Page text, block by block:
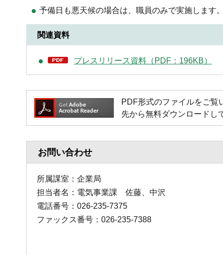
予備日も悪天候の場合は、職員のみで実施します。
関連資料
プレスリリース資料（PDF：196KB）
PDF形式のファイルをご覧
先から無料ダウンロードし
お問い合わせ
所属課室：企業局
担当者名：電気事業課 佐藤、中沢
電話番号：026-235-7375
ファックス番号：026-235-7388